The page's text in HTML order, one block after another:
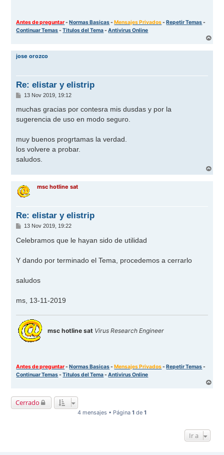
Antes de preguntar-Normas Basicas-Mensajes Privados-Repetir Temas-
Continuar Temas-Titulos del Tema-Antivirus Online
r
jose orozco
Re: elistar y elistrip
M
n
a
13 Nov 2019, 19:12
muchas gracias por contesra mis dusdas y por la
sugerencia de uso en modo seguro.
muy buenos progrtamas la verdad.
los volvere a probar.
saludos.
r
msc hotline sat
Re: elistar y elistrip
M
n
s
e
13 Nov 2019, 19:22
Celebramos que le hayan sido de utilidad
Y dando por terminado el Tema, procedemos a cerrarlo
saludos
ms, 13-11-2019
msc hotline sat Virus Research Engineer
Antes de preguntar-Normas Basicas-Mensajes Privados-Repetir Temas-
Continuar Temas-Titulos del Tema-Antivirus Online
Cerrado
4 mensajes • Página 1 de 1
Ir a